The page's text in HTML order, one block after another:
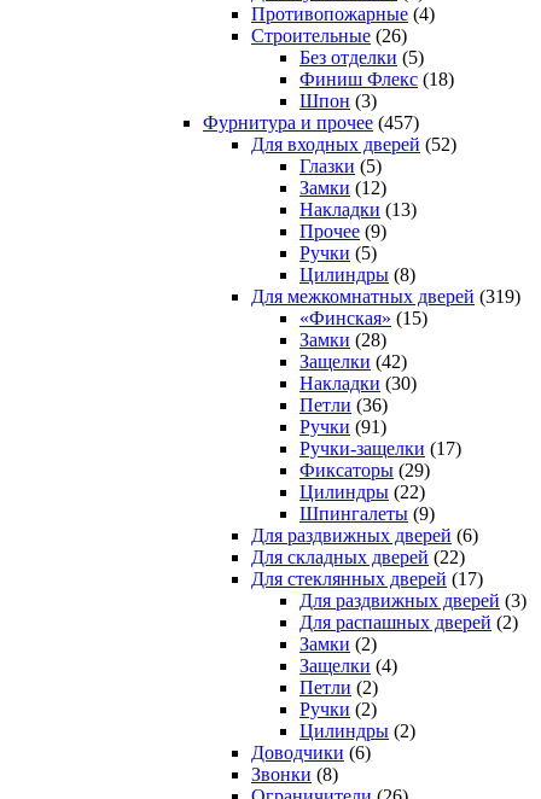
Противопожарные (4)
Строительные (26)
Без отделки (5)
Финиш Флекс (18)
Шпон (3)
Фурнитура и прочее (457)
Для входных дверей (52)
Глазки (5)
Замки (12)
Накладки (13)
Прочее (9)
Ручки (5)
Цилиндры (8)
Для межкомнатных дверей (319)
«Финская» (15)
Замки (28)
Защелки (42)
Накладки (30)
Петли (36)
Ручки (91)
Ручки-защелки (17)
Фиксаторы (29)
Цилиндры (22)
Шпингалеты (9)
Для раздвижных дверей (6)
Для складных дверей (22)
Для стеклянных дверей (17)
Для раздвижных дверей (3)
Для распашных дверей (2)
Замки (2)
Защелки (4)
Петли (2)
Ручки (2)
Цилиндры (2)
Доводчики (6)
Звонки (8)